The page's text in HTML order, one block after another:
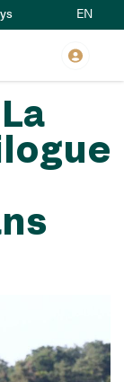
EN